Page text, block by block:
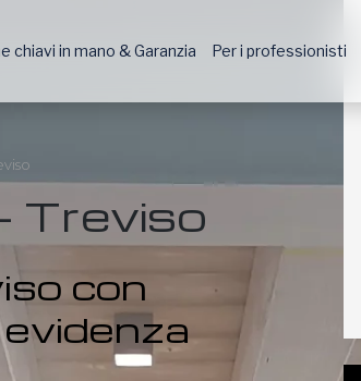
chiavi in mano & Garanzia Per i professionisti
Treviso
con